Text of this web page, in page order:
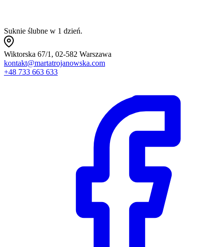
Suknie ślubne w 1 dzień.
Wiktorska 67/1, 02-582 Warszawa
kontakt@martatrojanowska.com
+48 733 663 633